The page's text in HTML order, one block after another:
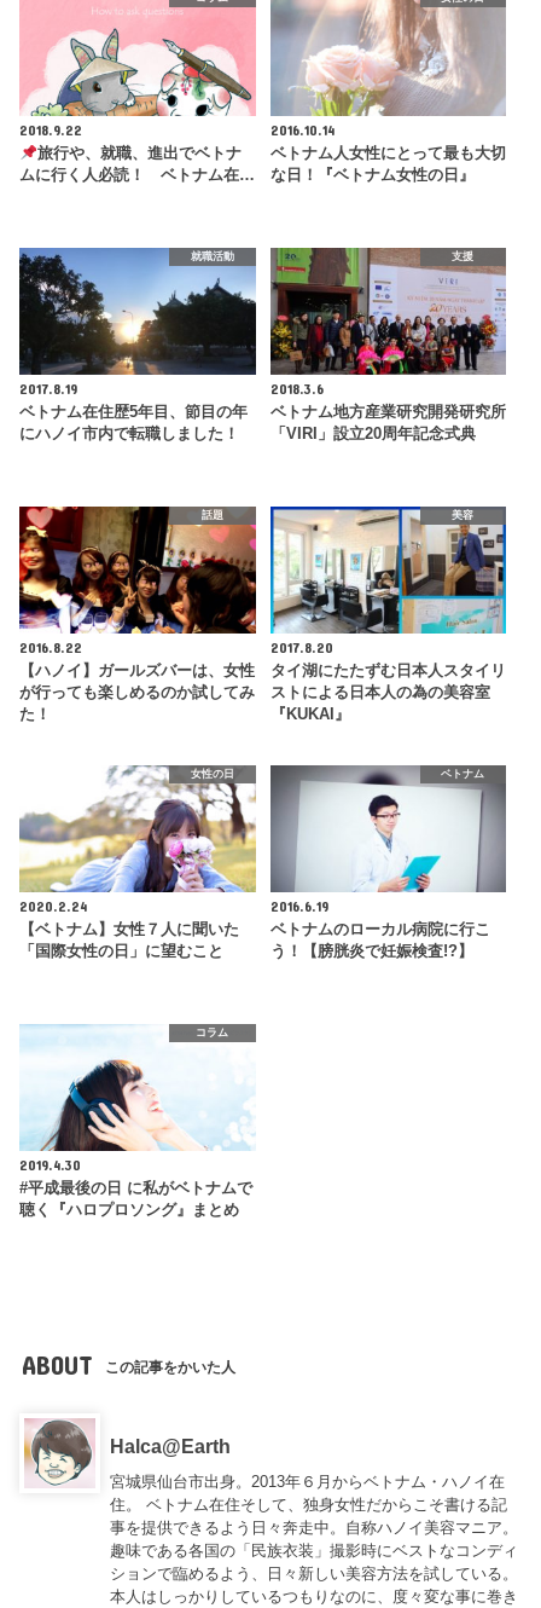
2018.9.22
旅行や、就職、進出でベトナ
ムに行く人必読！ ベトナム在…
2016.10.14
ベトナム人女性にとって最も大切
な日！『ベトナム女性の日』
就職活動
2017.8.19
ベトナム在住歴5年目、節目の年
にハノイ市内で転職しました！
支援
2018.3.6
ベトナム地方産業研究開発研究所
「VIRI」設立20周年記念式典
話題
2016.8.22
【ハノイ】ガールズバーは、女性
が行っても楽しめるのか試してみ
た！
美容
2017.8.20
タイ湖にたたずむ日本人スタイリ
ストによる日本人の為の美容室
『KUKAI』
女性の日
2020.2.24
【ベトナム】女性７人に聞いた
「国際女性の日」に望むこと
ベトナム
2016.6.19
ベトナムのローカル病院に行こ
う！【膀胱炎で妊娠検査!?】
コラム
2019.4.30
#平成最後の日 に私がベトナムで
聴く『ハロプロソング』まとめ
ABOUT この記事をかいた人
Halca@Earth
宮城県仙台市出身。2013年６月からベトナム・ハノイ在
住。 ベトナム在住そして、独身女性だからこそ書ける記
事を提供できるよう日々奔走中。自称ハノイ美容マニア。
趣味である各国の「民族衣装」撮影時にベストなコンディ
ションで臨めるよう、日々新しい美容方法を試している。
本人はしっかりしているつもりなのに、度々変な事に巻き